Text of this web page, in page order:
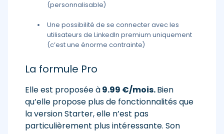
(personnalisable)
Une possibilité de se connecter avec les
utilisateurs de LinkedIn premium uniquement
(c’est une énorme contrainte)
La formule Pro
Elle est proposée à9.99 €/mois.Bien
qu’elle propose plus de fonctionnalités que
la version Starter, elle n’est pas
particulièrement plus intéressante. Son